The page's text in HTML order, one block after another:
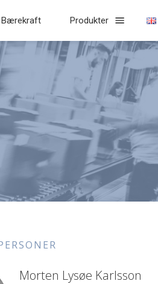
Bærekraft Produkter
Morten Lysøe Karlsson